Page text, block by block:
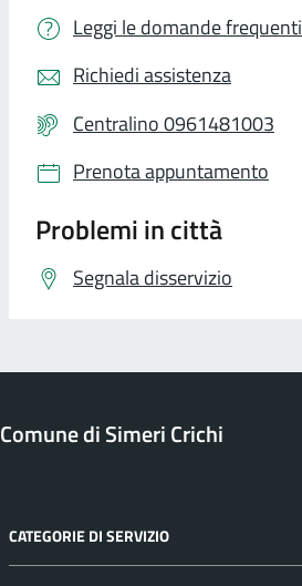
Leggi le domande frequenti
Richiedi assistenza
Centralino 0961481003
Prenota appuntamento
Problemi in città
Segnala disservizio
Comune di Simeri Crichi
CATEGORIE DI SERVIZIO